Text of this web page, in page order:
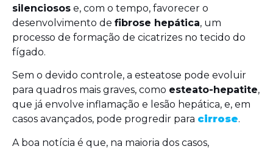
silenciosos e, com o tempo, favorecer o
desenvolvimento de fibrose hepática, um
processo de formação de cicatrizes no tecido do
fígado.
Sem o devido controle, a esteatose pode evoluir
para quadros mais graves, como esteato-hepatite,
que já envolve inflamação e lesão hepática, e, em
casos avançados, pode progredir para cirrose.
A boa notícia é que, na maioria dos casos,